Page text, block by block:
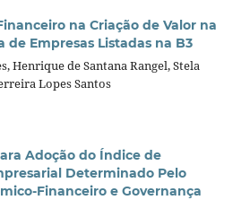
na Criação de Valor na
Empresas Listadas na B3
Henrique de Santana Rangel, Stela
Lopes Santos
Adoção do Índice de
Determinado Pelo
Financeiro e Governança